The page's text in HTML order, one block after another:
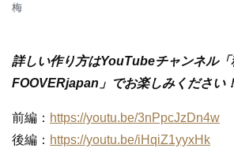
梅
詳しい作り方はYouTubeチャンネル「
FOOVERjapan」でお楽しみください
前編： https://youtu.be/3nPpcJzDn4w
後編： https://youtu.be/iHqiZ1yyxHk